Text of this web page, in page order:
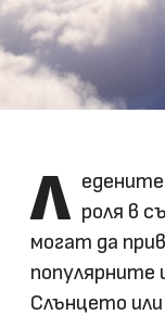
Л роля в
могат да
популярните
Слънцето